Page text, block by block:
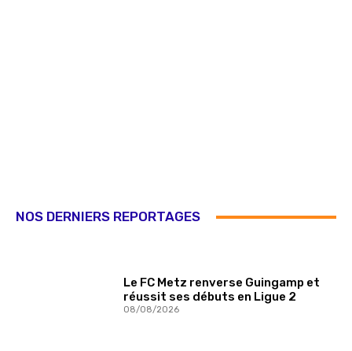
NOS DERNIERS REPORTAGES
Le FC Metz renverse Guingamp et
réussit ses débuts en Ligue 2
08/08/2026